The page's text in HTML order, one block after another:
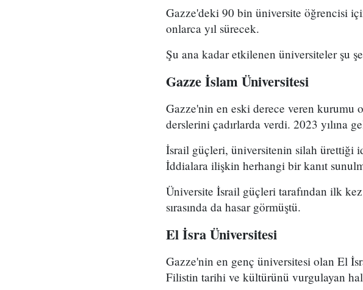
Gazze'deki 90 bin üniversite öğrencisi
onlarca yıl sürecek.
Şu ana kadar etkilenen üniversiteler şu
Gazze İslam Üniversitesi
Gazze'nin en eski derece veren kurumu
derslerini çadırlarda verdi. 2023 yılına
İsrail güçleri, üniversitenin silah ürettiği
İddialara ilişkin herhangi bir kanıt
Üniversite İsrail güçleri tarafından ilk
sırasında da hasar görmüştü.
El İsra Üniversitesi
Gazze'nin en genç üniversitesi olan El
Filistin tarihi ve kültürünü vurgulayan